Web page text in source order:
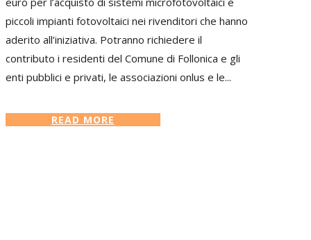
piccoli impianti fotovoltaici nei rivenditori che hanno
aderito all’iniziativa. Potranno richiedere il
contributo i residenti del Comune di Follonica e gli
enti pubblici e privati, le associazioni onlus e le...
READ MORE